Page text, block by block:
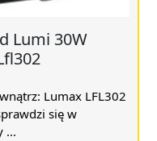
Lumi 30W
Lumax LFL302
się w
...